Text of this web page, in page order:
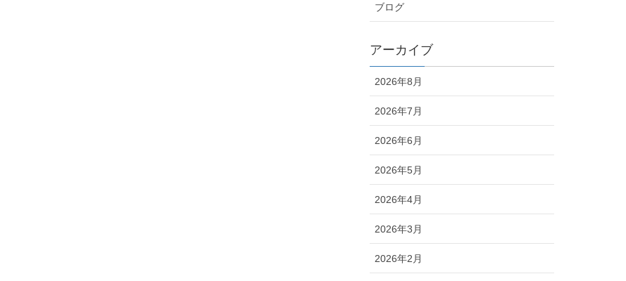
ブログ
アーカイブ
2026年8月
2026年7月
2026年6月
2026年5月
2026年4月
2026年3月
2026年2月